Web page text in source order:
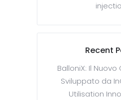
Recent
BalloniX: Il
Sviluppato da
Utilisation